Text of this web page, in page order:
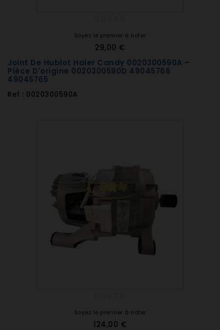
Soyez le premier à noter
29,00 €
Joint De Hublot Haier Candy 0020300590A –
Pièce D'origine 0020300590D 49045766
49045765
Ref : 0020300590A
Soyez le premier à noter
124,00 €